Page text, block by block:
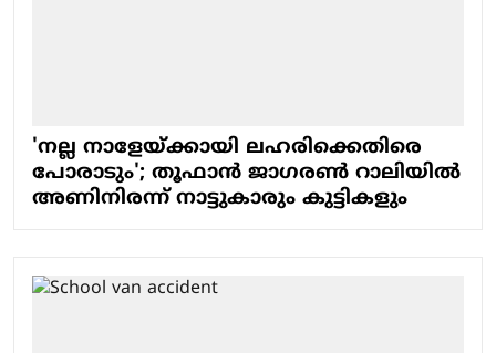
'നല്ല നാളേയ്ക്കായി ലഹരിക്കെതിരെ
പോരാടും'; തൂഫാന്‍ ജാഗരണ്‍ റാലിയില്‍
അണിനിരന്ന് നാട്ടുകാരും കുട്ടികളും